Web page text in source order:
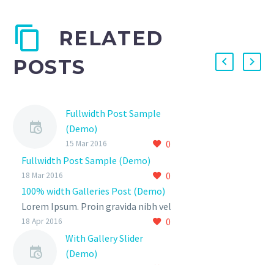
RELATED
POSTS
Fullwidth Post Sample
(Demo)
0
15 Mar 2016
Fullwidth Post Sample (Demo)
0
18 Mar 2016
100% width Galleries Post (Demo)
Lorem Ipsum. Proin gravida nibh vel
velit auctor aliquet. Aenean
sollicitudin, lorem quis bibendum
auctor, nisi elit consequat ipsum,
0
18 Apr 2016
With Gallery Slider
(Demo)